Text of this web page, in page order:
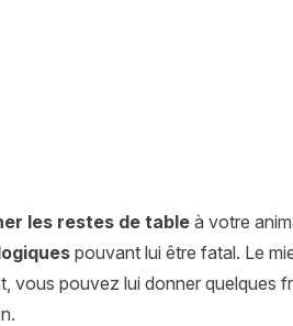
les restes de tableà votre
pouvant lui être fatal. Le
pouvez lui donner quelques